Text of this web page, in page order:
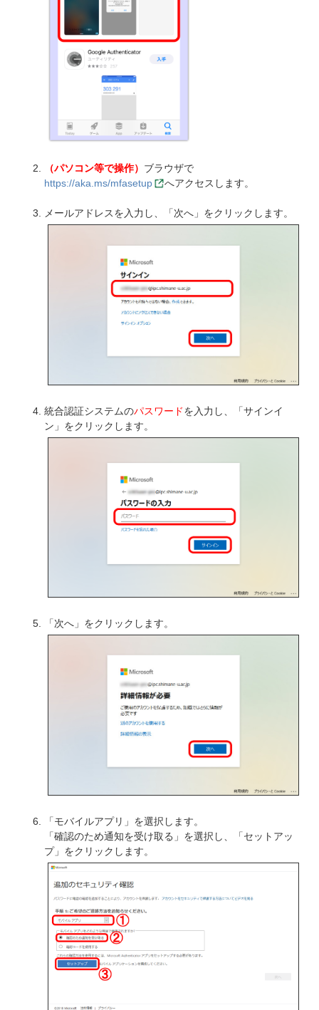
（パソコン等で操作） ブラウザで
https://aka.ms/mfasetup
へアクセスします。
メールアドレスを入力し、「次へ」をクリックします。
統合認証システムのパスワードを入力し、「サインイ
ン」をクリックします。
「次へ」をクリックします。
「モバイルアプリ」を選択します。
「確認のため通知を受け取る」を選択し、「セットアッ
プ」をクリックします。